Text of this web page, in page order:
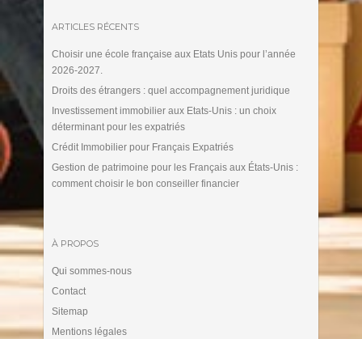
ARTICLES RÉCENTS
Choisir une école française aux Etats Unis pour l’année
2026-2027.
Droits des étrangers : quel accompagnement juridique
Investissement immobilier aux Etats-Unis : un choix
déterminant pour les expatriés
Crédit Immobilier pour Français Expatriés
Gestion de patrimoine pour les Français aux États-Unis :
comment choisir le bon conseiller financier
À PROPOS
Qui sommes-nous
Contact
Sitemap
Mentions légales